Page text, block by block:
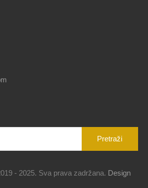
- 2025. Sva prava zadržana. Design